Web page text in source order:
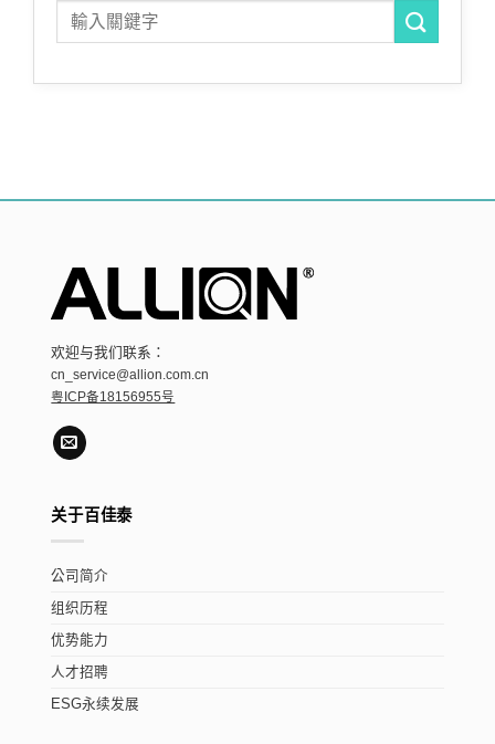
欢迎与我们联系：
cn_service@allion.com.cn
粤ICP备18156955号
关于百佳泰
公司简介
组织历程
优势能力
人才招聘
ESG永续发展